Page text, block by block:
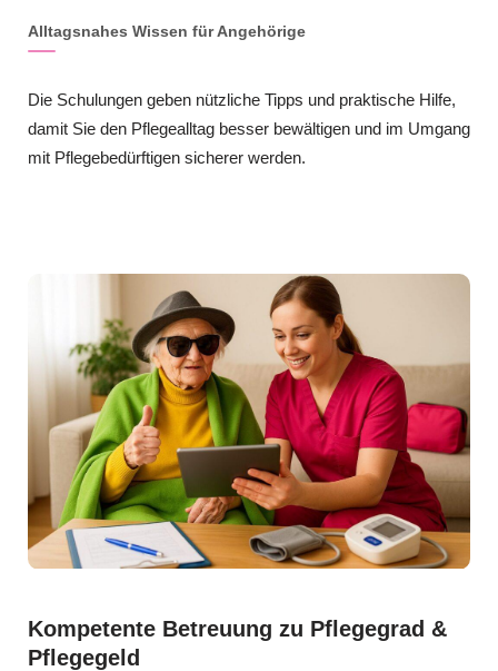
Alltagsnahes Wissen für Angehörige
Die Schulungen geben nützliche Tipps und praktische Hilfe,
damit Sie den Pflegealltag besser bewältigen und im Umgang
mit Pflegebedürftigen sicherer werden.
Kompetente Betreuung zu Pflegegrad &
Pflegegeld